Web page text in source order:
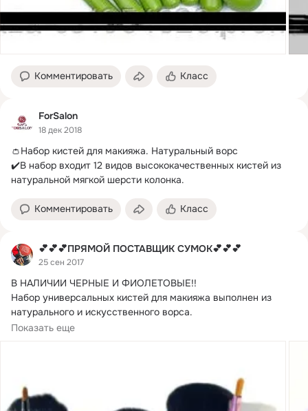
Комментировать Класс
ForSalon
18 дек 2018
👛Набор кистей для макияжа. Натуральный ворс
✔️В набор входит 12 видов высококачественных кистей из
натуральной мягкой шерсти колонка.
Комментировать Класс
💕💕💕ПРЯМОЙ ПОСТАВЩИК СУМОК💕💕💕
25 сен 2017
В НАЛИЧИИ ЧЕРНЫЕ И ФИОЛЕТОВЫЕ!!
Набор универсальных кистей для макияжа выполнен из
натурального и искусственного ворса.
В комплекте...
Показать еще